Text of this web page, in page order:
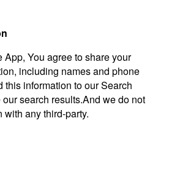
You agree to share your
including names and phone
this information to our Search
search results.And we do not
any third-party.